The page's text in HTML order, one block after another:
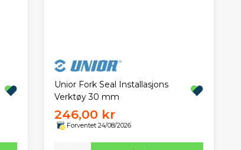
Unior Fork Seal Installasjons
Verktøy 30 mm
246,00 kr
Forventet 24/08/2026